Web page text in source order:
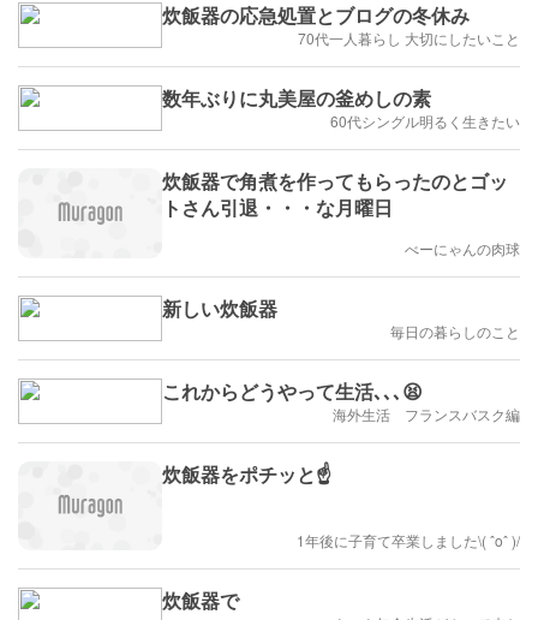
炊飯器の応急処置とブログの冬休み
70代一人暮らし 大切にしたいこと
数年ぶりに丸美屋の釜めしの素
60代シングル明るく生きたい
炊飯器で角煮を作ってもらったのとゴッ
トさん引退・・・な月曜日
べーにゃんの肉球
新しい炊飯器
毎日の暮らしのこと
これからどうやって生活､､､😫
海外生活 フランスバスク編
炊飯器をポチッと☝️
1年後に子育て卒業しました\( ˆoˆ )/
炊飯器で